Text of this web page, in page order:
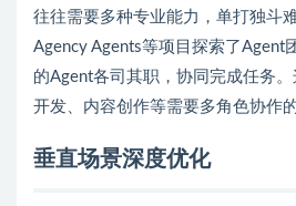
往往需要多种专业能力，单打独斗
Agency Agents等项目探索了Agent
的Agent各司其职，协同完成任务
开发、内容创作等需要多角色协作的
垂直场景深度优化